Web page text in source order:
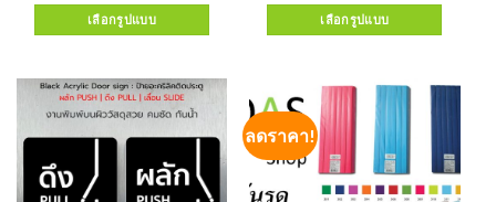
เลือกรูปแบบ
ลดราคา!
เลือกรูปแบบ